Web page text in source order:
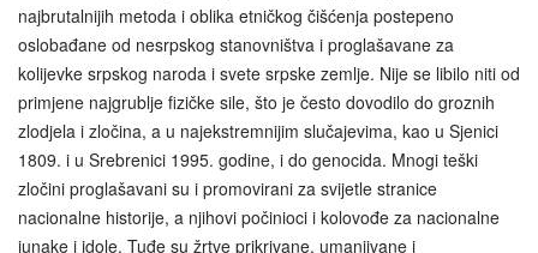
najbrutalnijih metoda i oblika etničkog čišćenja postepeno
oslobađane od nesrpskog stanovništva i proglašavane za
kolijevke srpskog naroda i svete srpske zemlje. Nije se libilo niti od
primjene najgrublje fizičke sile, što je često dovodilo do groznih
zlodjela i zločina, a u najekstremnijim slučajevima, kao u Sjenici
1809. i u Srebrenici 1995. godine, i do genocida. Mnogi teški
zločini proglašavani su i promovirani za svijetle stranice
nacionalne historije, a njihovi počinioci i kolovođe za nacionalne
junake i idole. Tuđe su žrtve prikrivane, umanjivane i